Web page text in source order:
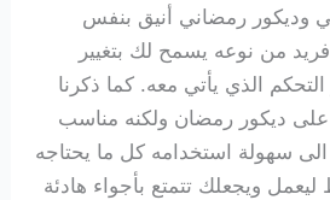
وديكور رمضاني أنيق بنفس
من نوعه يسمح لك بتغيير
الذي يأتي معه. كما ذكرنا
ديكور رمضان ولكنه مناسب
سهولة استخدامه كل ما يحتاجه
ويجعلك تتمتع بأجواء هادئة